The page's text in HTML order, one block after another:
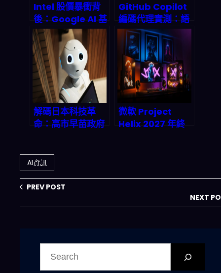
Intel 股價暴衝背
後：Google AI 基
礎設施深化合作＋
Terafab 超級晶
圓廠，2026 供應
鏈會怎麼重排？
GitHub Copilot
編碼代理實測：語
義搜尋如何讓開發
速度飆升 55%？
解碼日本科技革
命：高市早苗政府
Hardball with
AI、量子計算、無
人機三大命運棋子
微軟 Project
Helix 2027 年終
AI資訊
PREV POST
NEXT